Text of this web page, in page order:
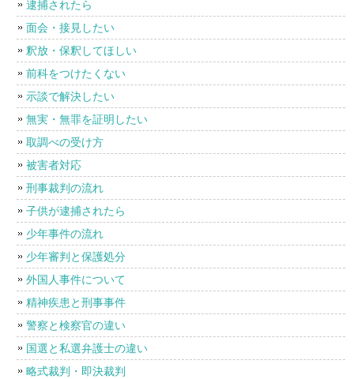
逮捕されたら
面会・接見したい
釈放・保釈してほしい
前科をつけたくない
示談で解決したい
無実・無罪を証明したい
取調べの受け方
被害者対応
刑事裁判の流れ
子供が逮捕されたら
少年事件の流れ
少年審判と保護処分
外国人事件について
精神疾患と刑事事件
警察と検察官の違い
国選と私選弁護士の違い
略式裁判・即決裁判